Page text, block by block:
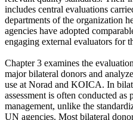
includes central evaluations
departments of the organization
agencies have adopted
engaging external evaluators for
Chapter 3 examines the
major bilateral donors and
use at Norad and KOICA. In
assessment is often conducted
management, unlike the
UN agencies. Most bilateral